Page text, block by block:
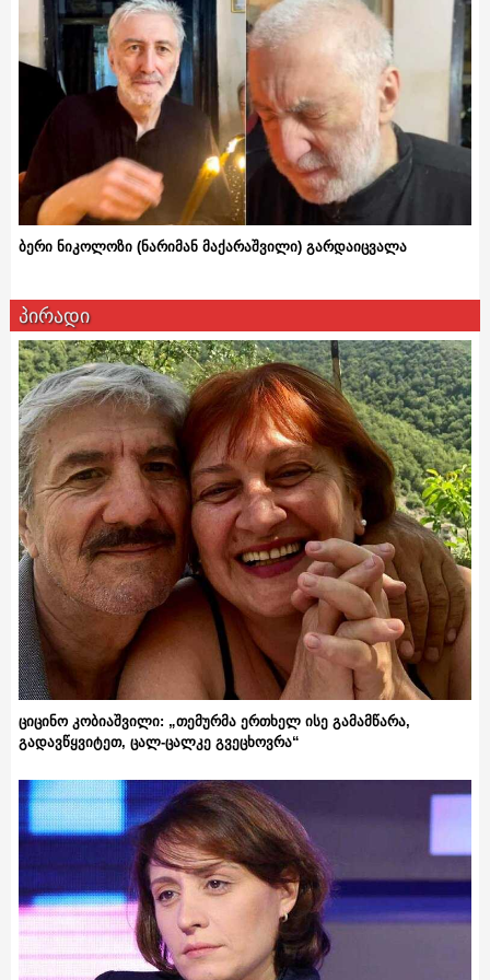
ბერი ნიკოლოზი (ნარიმან მაქარაშვილი) გარდაიცვალა
პირადი
ციცინო კობიაშვილი: „თემურმა ერთხელ ისე გამამწარა,
გადავწყვიტეთ, ცალ-ცალკე გვეცხოვრა“